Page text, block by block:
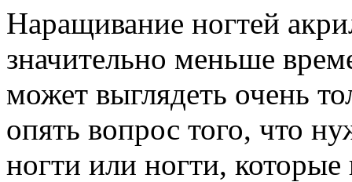
Наращивание ногтей
значительно меньше
может выглядеть очень
опять вопрос того, что
ногти или ногти, которые